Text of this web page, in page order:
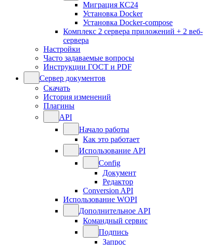
Миграция КС24
Установка Docker
Установка Docker-compose
Комплекс 2 сервера приложений + 2 веб-
сервера
Настройки
Часто задаваемые вопросы
Инструкции ГОСТ и PDF
Сервер документов
Скачать
История изменений
Плагины
API
Начало работы
Как это работает
Использование API
Config
Документ
Редактор
Conversion API
Использование WOPI
Дополнительное API
Командный сервис
Подпись
Запрос